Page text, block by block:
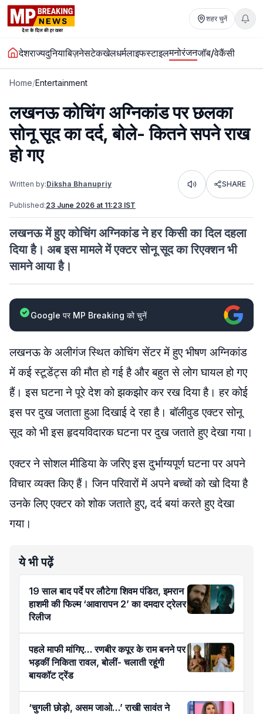
शहर चुनें
देशराज्यदुनियाबिज़नेसटेकखेलधर्मलाइफस्टाइलमनोरंजनजॉब/वेकैंसी
Home/Entertainment
लखनऊ कोचिंग अग्निकांड पर छलका
सोनू सूद का दर्द, बोले- कितने सपने राख
हो गए
Written by:Diksha Bhanupriy Listen SHARE
Published:23 June 2026 at 11:23 IST
लखनऊ में हुए कोचिंग अग्निकांड ने हर किसी का दिल दहला
दिया है। अब इस मामले में एक्टर सोनू सूद का रिएक्शन भी
सामने आया है।
Google पर MP Breaking को चुनें
लखनऊ के अलीगंज स्थित कोचिंग सेंटर में हुए भीषण अग्निकांड
में कई स्टूडेंट्स की मौत हो गई है और बहुत से लोग घायल हो गए
हैं। इस घटना ने पूरे देश को झकझोर कर रख दिया है। हर कोई
इस पर दुख जताता हुआ दिखाई दे रहा है। बॉलीवुड एक्टर सोनू
सूद को भी इस हृदयविदारक घटना पर दुख जताते हुए देखा गया।
एक्टर ने सोशल मीडिया के जरिए इस दुर्भाग्यपूर्ण घटना पर अपने
विचार व्यक्त किए हैं। जिन परिवारों में अपने बच्चों को खो दिया है
उनके लिए एक्टर को शोक जताते हुए, दर्द बयां करते हुए देखा
गया।
ये भी पढ़ें
19 साल बाद पर्दे पर लौटेगा शिवम पंडित, इमरान
हाशमी की फिल्म ‘आवारापन 2’ का दमदार ट्रेलर
रिलीज
पहले माफी मांगिए… रणबीर कपूर के राम बनने पर
भड़कीं निकिता रावल, बोलीं- चलाती रहूंगी
बायकॉट ट्रेंड
‘चुगली छोड़ो, असम जाओ…’ राखी सावंत ने